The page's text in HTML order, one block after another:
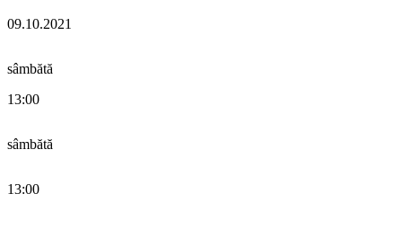
09.10.2021
sâmbătă
13:00
sâmbătă
13:00